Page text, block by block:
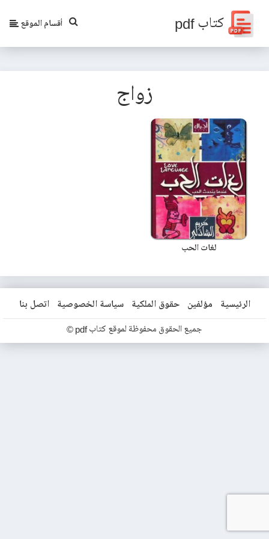
كتاب pdf أقسام الموقع
زواج
لغات الحب
الرئيسية مؤلفين حقوق الملكية سياسة الخصوصية اتصل بنا
جميع الحقوق محفوظة لموقع كتاب pdf ©